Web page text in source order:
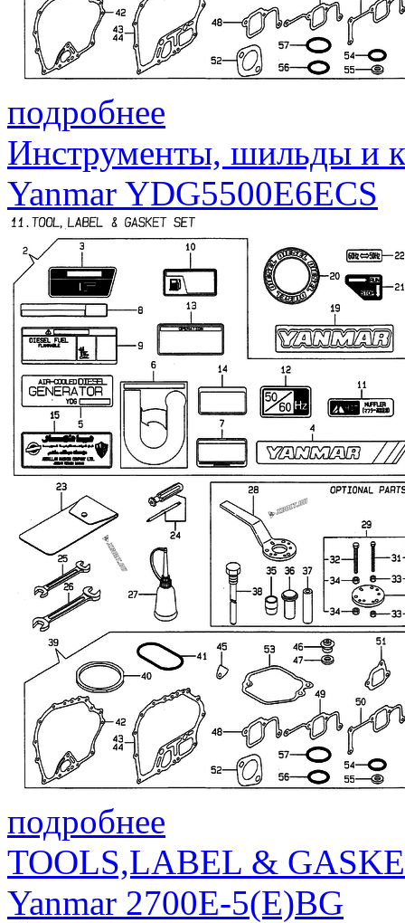
подробнее
Инструменты, шильды и
Yanmar YDG5500E6ECS
подробнее
TOOLS,LABEL &
Yanmar 2700E-5(E)BG